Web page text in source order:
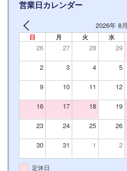
営業日カレンダー
2026年 8月
日 月 火 水
26 27 28 29
2 3 4 5
9 10 11 12
16 17 18 19
23 24 25 26
30 31 1 2
定休日